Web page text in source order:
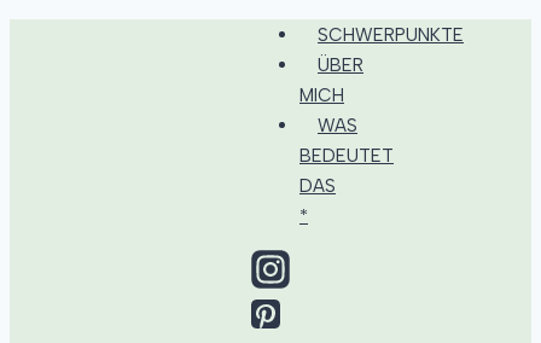
SCHWERPUNKTE
ÜBER
MICH
WAS
BEDEUTET
DAS
*